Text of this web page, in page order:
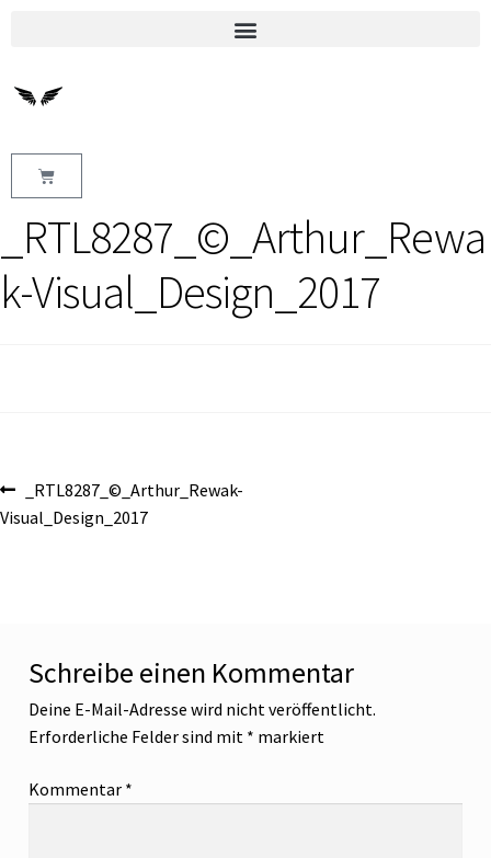
_RTL8287_©_Arthur_Rewa
k-Visual_Design_2017
_RTL8287_©_Arthur_Rewak-
Visual_Design_2017
Schreibe einen Kommentar
Deine E-Mail-Adresse wird nicht veröffentlicht.
Erforderliche Felder sind mit * markiert
Kommentar *